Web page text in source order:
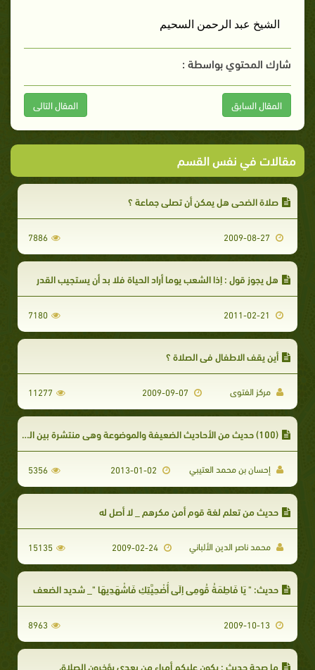
الشيخ عبد الرحمن السحيم
شارك المحتوي بواسطة :
المقال السابق المقال التالى
مقالات في نفس القسم
صلاة الضحى هل يمكن أن تصلى جماعة ؟
7886
هل يجوز قول : إذا الشعب يوما أراد الحياة فلا بد أن يستجيب القدر
7180
أين يقف الاطفال في الصلاة ؟
مركز الفتوى 11277
(100) حديث من الأحاديث الضعيفة والموضوعة وهي منتشرة بين الخطباء والوعاظ
إحسان بن محمد العتيبي 5356
حديث من تعلم لغة قوم أمن مكرهم _ لا أصل له
محمد ناصر الدين الألباني 2009-02-24
15135
حديث: " يَا فَاطِمَةُ قُومِي إِلَى أُضْحِيَّتِكِ فَاشْهَدِيهَا "_ شديد الضعف
8963
ما صحة حديث : يكون عليكم أمراء من بعدي يؤخرون الصلاة،